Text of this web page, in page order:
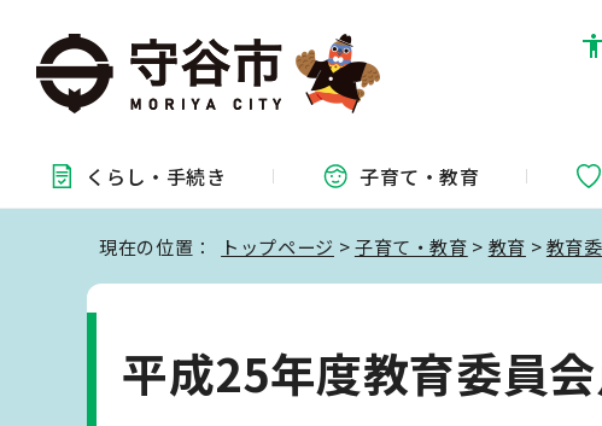
くらし・ 手続き 子育て・教育
現在の位置： トップページ >子育て・教育 > 教育 >教育
平成25年度教育委員